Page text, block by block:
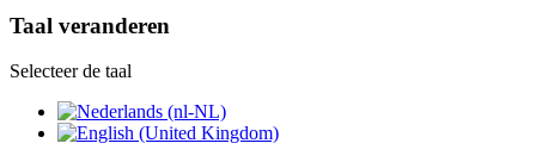
Taal veranderen
Selecteer de taal